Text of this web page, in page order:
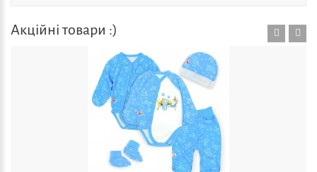
Акційні товари :)